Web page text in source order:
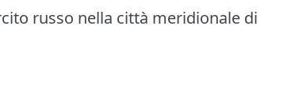
russo nella città meridionale di